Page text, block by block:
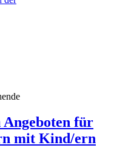
für
mit Kind/ern